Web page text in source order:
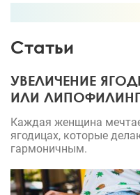
исходником я была
Статьи
УВЕЛИЧЕНИЕ
ИЛИ
Каждая женщина
ягодицах, которые
гармоничным.